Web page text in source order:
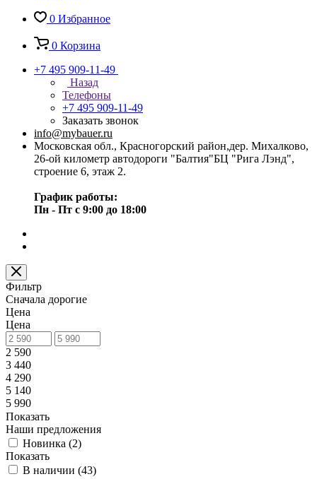
0 Избранное
0 Корзина
+7 495 909-11-49
Назад
Телефоны
+7 495 909-11-49
Заказать звонок
info@mybauer.ru
Московская обл., Красногорский район,дер. Михалково,
26-ой километр автодороги "Балтия"БЦ "Рига Лэнд",
строение 6, этаж 2.
График работы:
Пн - Пт с 9:00 до 18:00
Фильтр
Сначала дорогие
Цена
Цена
2 590
3 440
4 290
5 140
5 990
Показать
Наши предложения
Новинка (2)
Показать
В наличии (43)